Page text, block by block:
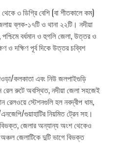
৩ ডিগ্রি বেশি (বা শীতকালে কম)
ব্লক-১৭টি ও থানা ২২টি। নদীয়া
পশ্চিমে বর্ধমান ও হুগলি জেলা, উত্তর ও
ও দক্ষিণ পূর্ব দিকে উত্তর চব্বিশ
কলকাতা এবং নিউ জলপাইগুড়ি
রেল রুটে অবস্থিত, নদীয়া জেলা সহজেই
রেলওয়ে স্টেশনগুলি হল নবদ্বীপ ধাম,
গুয়াহাটির নিয়মিত ট্রেন সহ।
জেলার অন্যান্য অংশ থেকেও
জেলাটিকে দুটি ভাগে বিভক্ত